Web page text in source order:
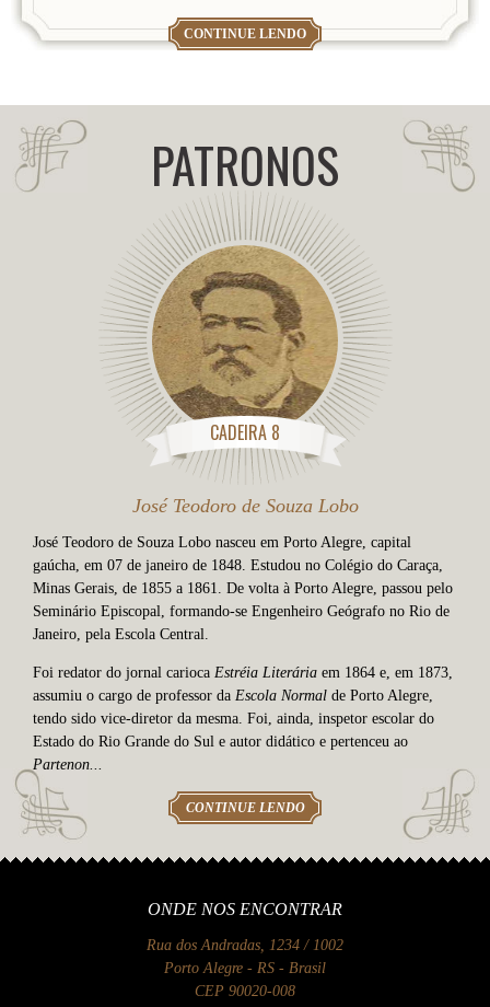
CONTINUE LENDO
PATRONOS
CADEIRA 8
José Teodoro de Souza Lobo
José Teodoro de Souza Lobo nasceu em Porto Alegre, capital
gaúcha, em 07 de janeiro de 1848. Estudou no Colégio do Caraça,
Minas Gerais, de 1855 a 1861. De volta à Porto Alegre, passou pelo
Seminário Episcopal, formando-se Engenheiro Geógrafo no Rio de
Janeiro, pela Escola Central.
Foi redator do jornal carioca Estréia Literária em 1864 e, em 1873,
assumiu o cargo de professor da Escola Normal de Porto Alegre,
tendo sido vice-diretor da mesma. Foi, ainda, inspetor escolar do
Estado do Rio Grande do Sul e autor didático e pertenceu ao
Partenon...
CONTINUE LENDO
ONDE NOS ENCONTRAR
Rua dos Andradas, 1234 / 1002
Porto Alegre - RS - Brasil
CEP 90020-008